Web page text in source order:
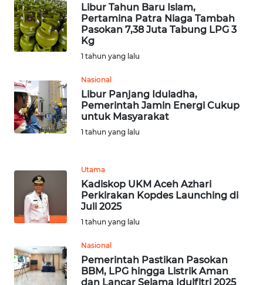
Libur Tahun Baru Islam,
Pertamina Patra Niaga Tambah
Pasokan 7,38 Juta Tabung LPG 3
Kg
1 tahun yang lalu
Nasional
Libur Panjang Iduladha,
Pemerintah Jamin Energi Cukup
untuk Masyarakat
1 tahun yang lalu
Utama
Kadiskop UKM Aceh Azhari
Perkirakan Kopdes Launching di
Juli 2025
1 tahun yang lalu
Nasional
Pemerintah Pastikan Pasokan
BBM, LPG hingga Listrik Aman
dan Lancar Selama Idulfitri 2025
BOGOR
WN
DEPOK
WN
TAPANULI
UTARA
WN
WN
PADANG
LAWAS
SUMEDANG